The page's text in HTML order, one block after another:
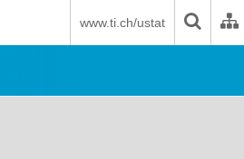
www.ti.ch/ustat